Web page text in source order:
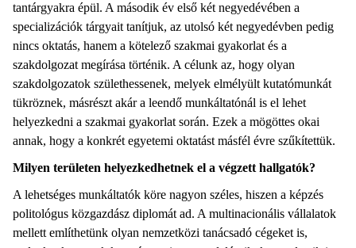
tantárgyakra épül. A második év első két negyedévében a
specializációk tárgyait tanítjuk, az utolsó két negyedévben pedig
nincs oktatás, hanem a kötelező szakmai gyakorlat és a
szakdolgozat megírása történik. A célunk az, hogy olyan
szakdolgozatok születhessenek, melyek elmélyült kutatómunkát
tükröznek, másrészt akár a leendő munkáltatónál is el lehet
helyezkedni a szakmai gyakorlat során. Ezek a mögöttes okai
annak, hogy a konkrét egyetemi oktatást másfél évre szűkítettük.
Milyen területen helyezkedhetnek el a végzett hallgatók?
A lehetséges munkáltatók köre nagyon széles, hiszen a képzés
politológus közgazdász diplomát ad. A multinacionális vállalatok
mellett említhetünk olyan nemzetközi tanácsadó cégeket is,